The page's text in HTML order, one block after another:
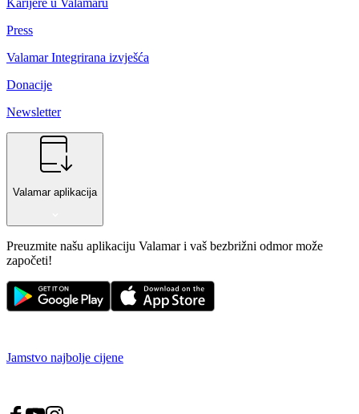
Press
Valamar Integrirana izvješća
Donacije
Newsletter
Valamar aplikacija
Preuzmite našu aplikaciju Valamar i vaš bezbrižni odmor može
započeti!
Jamstvo najbolje cijene